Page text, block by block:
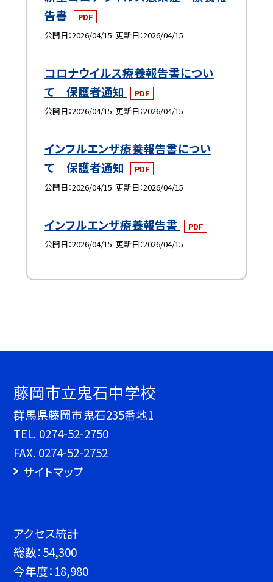
告書
PDF
公開日 2026/04/15 更新日 2026/04/15
コロナウイルス療養報告書につい
て 保護者通知
PDF
公開日 2026/04/15 更新日 2026/04/15
インフルエンザ療養報告書につい
て 保護者通知
PDF
公開日 2026/04/15 更新日 2026/04/15
インフルエンザ療養報告書
PDF
公開日 2026/04/15 更新日 2026/04/15
藤岡市立鬼石中学校
群馬県藤岡市鬼石235番地1
TEL. 0274-52-2750
FAX. 0274-52-2752
サイトマップ
アクセス統計
総数：54,300
今年度： 18,980